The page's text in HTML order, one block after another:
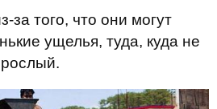
за того, что они могут
ущелья, туда, куда не